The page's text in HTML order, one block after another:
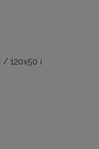
/ 120x50 i